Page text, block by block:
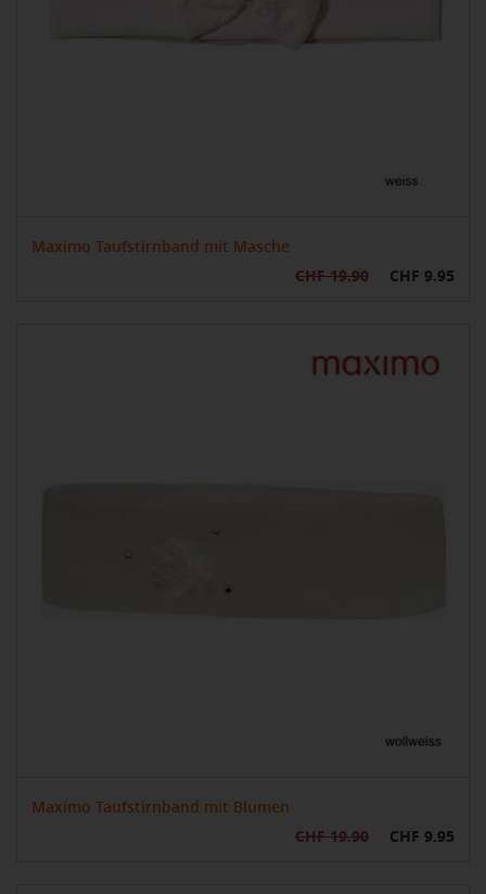
Maximo Taufstirnband mit Masche
CHF 19.90
CHF 9.95
Maximo Taufstirnband mit Blumen
CHF 19.90
CHF 9.95